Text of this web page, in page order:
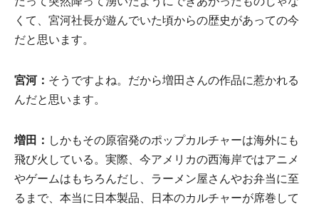
くて、宮河社長が遊んでいた頃からの歴史があっての今
だと思います。
宮河： そうですよね。だから増田さんの作品に惹かれる
んだと思います。
増田： しかもその原宿発のポップカルチャーは海外にも
飛び火している。実際、今アメリカの西海岸ではアニメ
やゲームはもちろんだし、ラーメン屋さんやお弁当に至
るまで、本当に日本製品、日本のカルチャーが席巻して